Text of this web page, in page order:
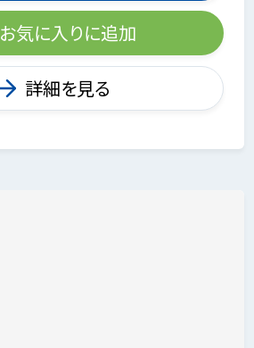
お気に入りに追加
詳細を見る